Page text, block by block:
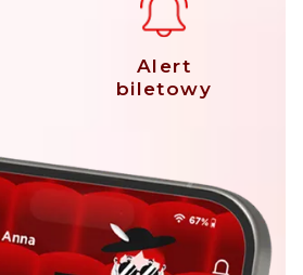
Alert
biletowy